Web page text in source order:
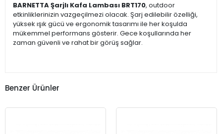
BARNETTA Şarjlı Kafa Lambası BRT170, outdoor
etkinliklerinizin vazgeçilmezi olacak. Şarj edilebilir özelliği,
yüksek ışık gücü ve ergonomik tasarımı ile her koşulda
mükemmel performans gösterir. Gece koşullarında her
zaman güvenli ve rahat bir görüş sağlar.
Benzer Ürünler